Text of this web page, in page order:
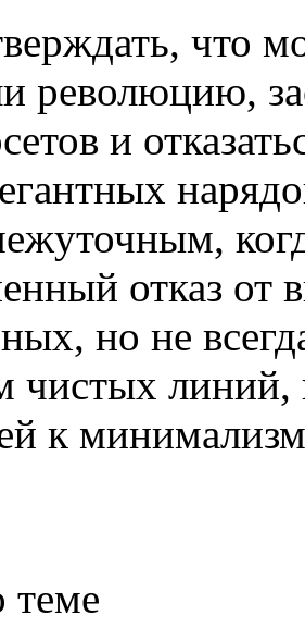
что
революцию,
и
отказ
но не
чистых
к
теме